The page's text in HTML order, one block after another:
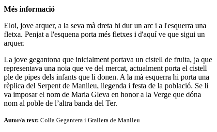
Més informació
Eloi, jove arquer, a la seva mà dreta hi dur un arc i a l'esquerra una
fletxa. Penjat a l'esquena porta més fletxes i d'aquí ve que sigui un
arquer.
La jove gegantona que inicialment portava un cistell de fruita, ja que
representava una noia que ve del mercat, actualment porta el cistell
ple de pipes dels infants que li donen. A la mà esquerra hi porta una
rèplica del Serpent de Manlleu, llegenda i festa de la població. Se li
va imposar el nom de Maria Gleva en honor a la Verge que dóna
nom al poble de l’altra banda del Ter.
Autor/a text: Colla Gegantera i Grallera de Manlleu